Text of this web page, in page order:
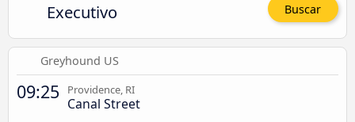
Executivo Buscar
Greyhound US
09:25 Providence, RI
Canal Street